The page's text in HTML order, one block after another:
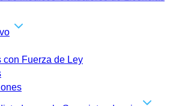
con Fuerza de Ley